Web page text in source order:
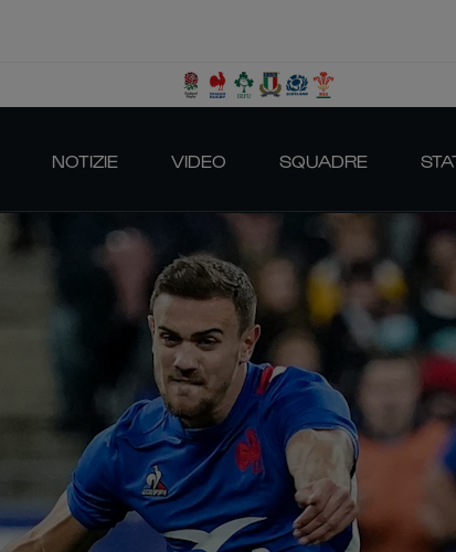
NOTIZIE VIDEO SQUADRE